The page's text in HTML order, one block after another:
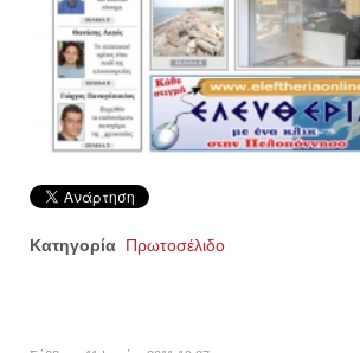
Κατηγορία Πρωτοσέλιδο